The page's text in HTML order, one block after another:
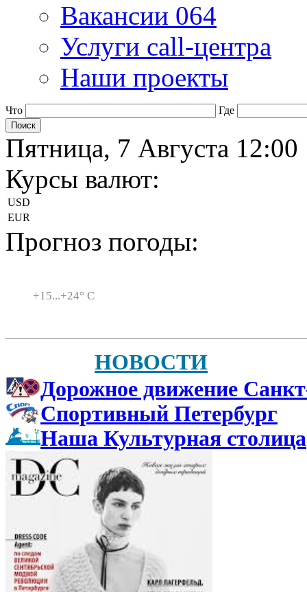
Вакансии 064
Услуги call-центра
Наши проекты
Что Где
Пятница, 7 Августа 12:00
Курсы валют:
USD
EUR
Прогноз погоды:
+15...+24° C
НОВОСТИ
Дорожное движение
Спортивный Петербург
Наша Культурная столица